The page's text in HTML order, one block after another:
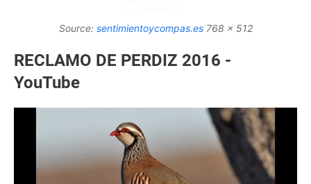
Source: sentimientoycompas.es768 x 512
RECLAMO DE PERDIZ 2016 -
YouTube